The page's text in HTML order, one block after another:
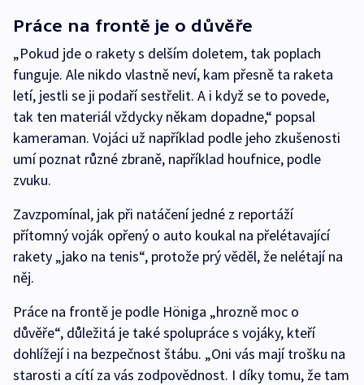
Práce na frontě je o důvěře
„Pokud jde o rakety s delším doletem, tak poplach
funguje. Ale nikdo vlastně neví, kam přesně ta raketa
letí, jestli se ji podaří sestřelit. A i když se to povede,
tak ten materiál vždycky někam dopadne,“ popsal
kameraman. Vojáci už například podle jeho zkušenosti
umí poznat různé zbraně, například houfnice, podle
zvuku.
Zavzpomínal, jak při natáčení jedné z reportáží
přítomný voják opřený o auto koukal na přelétavající
rakety „jako na tenis“, protože prý věděl, že nelétají na
něj.
Práce na frontě je podle Höniga „hrozně moc o
důvěře“, důležitá je také spolupráce s vojáky, kteří
dohlížejí i na bezpečnost štábu. „Oni vás mají trošku na
starosti a cítí za vás zodpovědnost. I díky tomu, že tam